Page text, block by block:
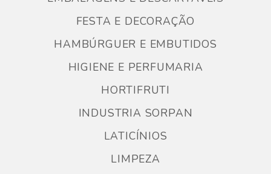
FESTA E DECORAÇÃO
HAMBÚRGUER E EMBUTIDOS
HIGIENE E PERFUMARIA
HORTIFRUTI
INDUSTRIA SORPAN
LATICÍNIOS
LIMPEZA